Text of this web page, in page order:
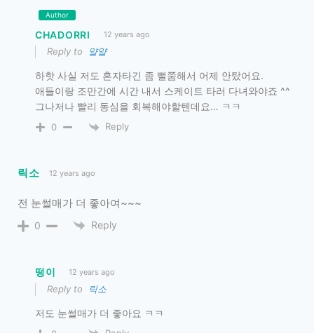
Author
CHADORRI 12 years ago
Reply to 얄얄
하핫 사실 저도 혼자타긴 좀 뻘쭘해서 어제 안탔어요.
애들이랑 조만간에 시간 내서 스케이트 타러 다녀와야죠 ^^
그나저나 빨리 동심을 회복해야할텐데요… ㅋㅋ
0 Reply
릭소 12 years ago
전 눈썰매가 더 좋아여~~~
0 Reply
떵이 12 years ago
Reply to 릭소
저도 눈썰매가 더 좋아요 ㅋㅋ